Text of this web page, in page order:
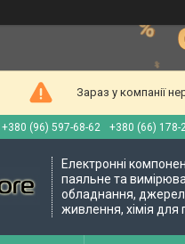
Зараз у компанії
+380 (96) 597-68-62 +380 (66) 178-
Електронні
паяльне та
обладнання,
живлення, хімія для